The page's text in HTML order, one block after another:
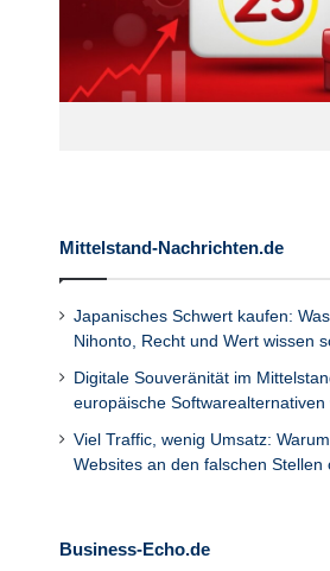
Mittelstand-Nachrichten.de
Japanisches Schwert kaufen:
Nihonto, Recht und Wert wissen
Digitale Souveränität im
europäische Softwarealternativen
Viel Traffic, wenig Umsatz:
Websites an den falschen Stellen
Business-Echo.de